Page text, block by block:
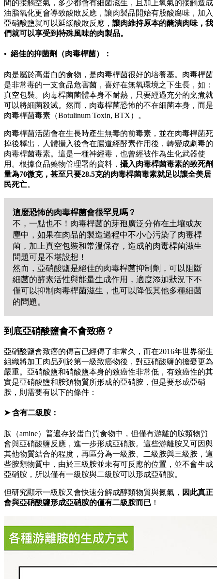
間的接觸空氣，多少都會有細菌滋生，且加上氧氣的接觸造成
油脂氧化更會導致酸敗反應，讓肉製品開始有股酸腐味，加入
亞硝酸鹽就可以延緩酸敗反應， 讓肉維持原本的醃漬肉味，我
們就可以享受到特殊風味的肉製品。
• 絕佳的抑菌劑（肉毒桿菌）：
肉是屬於高蛋白的食物，是肉毒桿菌很好的培養基。肉毒桿菌
是非常毒的一支食品危害菌，喜好在無氧環境之下生長，如：
真空包裝。肉毒桿菌菌體本身不耐熱，只要經過充分的烹煮就
可以將細菌殺滅。然而，肉毒桿菌恐怖的不在細菌本身，而是
肉毒桿菌毒素（Botulinum Toxin, BTX）。
肉毒桿菌活菌會在生長時產生無毒的前毒素，並在肉毒桿菌死
掉後釋出，人體攝入後會在腸道經酵素作用後，轉變成劇毒的
肉毒桿菌毒素。這是一種神經毒，也曾經被作為生化武器使
用。根據食品藥物管理署的資料， 攝入肉毒桿菌毒素的致死劑
量為70微克，甚至只要28.5克的肉毒桿菌毒素就足以讓全美居
民死亡。
這麼恐怖的肉毒桿菌會很罕見嗎？
不，一點也不！肉毒桿菌的芽孢廣泛分佈在土壤或灰
塵中，如果在肉品的製造過程中不小心污染了肉毒桿
菌，加上真空包裝和常溫保存，造成的肉毒桿菌滋生
問題可是不堪設想！
然而，亞硝酸鹽是絕佳的肉毒桿菌抑制劑，可以阻斷
細菌的酵素活性與能量生成作用，適度添加狀況下不
僅可以抑制肉毒桿菌滋生，也可以降低其他多種細菌
的問題。
到底亞硝酸鹽會不會致癌？
亞硝酸鹽會致癌的傳言已經傳了非常久，而在2016年世界衛生
組織將加工肉品列於第一級致癌物後，對亞硝酸鹽的擔憂更為
嚴重。亞硝酸鹽和硝酸鹽本身的致癌性非常低，有致癌性的其
實是亞硝酸鹽和胺類物質所形成的亞硝胺，但是要形成亞硝
胺，則需要有以下的條件：
➤ 含有二級胺：
胺（amine）普遍存於蛋白質食物中，但僅有游離的胺類物質
會與亞硝酸鹽反應，進一步形成亞硝胺。這些游離胺又可因與
其他物質結合的程度，再區分為一級胺、二級胺與三級胺，這
些胺類物質中，由於三級胺並未有可反應的位置，並不會生成
亞硝胺，所以僅有一級胺與二級胺可以形成亞硝胺。
但研究顯示一級胺又會快速分解成醇類物質與氮氣， 因此真正
會與亞硝酸鹽形成亞硝胺的僅有二級胺而已 ！